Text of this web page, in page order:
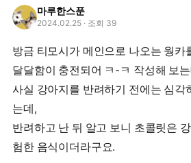
마루한스푼
2024.02.25 · 조회 39
방금 티모시가 메인으로 나오는 웡카
달달함이 충전되어 ㅋ-ㅋ 작성해 보
사실 강아지를 반려하기 전에는 심각
는데,
반려하고 난 뒤 알고 보니 초콜릿은
험한 음식이더라구요.